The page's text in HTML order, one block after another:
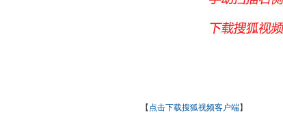
【 点击下载搜狐视频客户端】